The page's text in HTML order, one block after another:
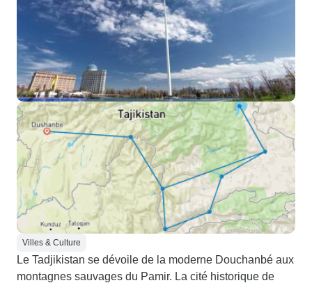
Villes & Culture
Le Tadjikistan se dévoile de la moderne Douchanbé aux
montagnes sauvages du Pamir. La cité historique de